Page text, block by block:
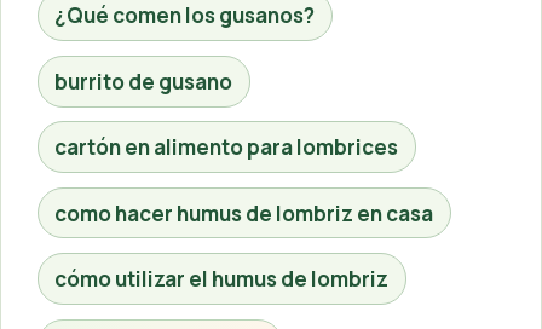
¿Qué comen los gusanos?
burrito de gusano
cartón en alimento para lombrices
como hacer humus de lombriz en casa
cómo utilizar el humus de lombriz